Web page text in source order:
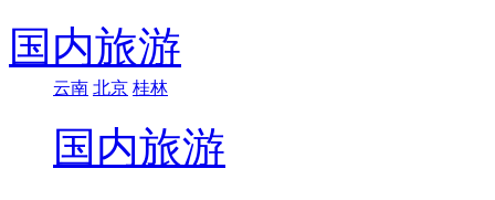
国内旅游
云南 北京 桂林
国内旅游